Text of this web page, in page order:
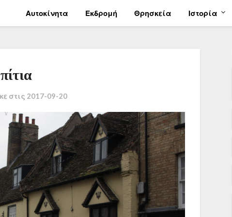
Αυτοκίνητα Εκδρομή Θρησκεία Ιστορία
στις 2017-09-20